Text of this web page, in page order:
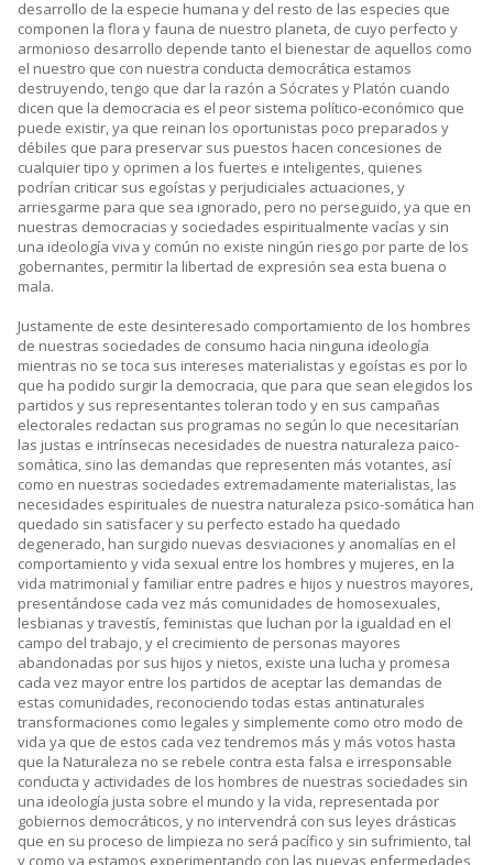
desarrollo de la especie humana y del resto de las especies que
componen la flora y fauna de nuestro planeta, de cuyo perfecto y
armonioso desarrollo depende tanto el bienestar de aquellos como
el nuestro que con nuestra conducta democrática estamos
destruyendo, tengo que dar la razón a Sócrates y Platón cuando
dicen que la democracia es el peor sistema político-económico que
puede existir, ya que reinan los oportunistas poco preparados y
débiles que para preservar sus puestos hacen concesiones de
cualquier tipo y oprimen a los fuertes e inteligentes, quienes
podrían criticar sus egoístas y perjudiciales actuaciones, y
arriesgarme para que sea ignorado, pero no perseguido, ya que en
nuestras democracias y sociedades espiritualmente vacías y sin
una ideología viva y común no existe ningún riesgo por parte de los
gobernantes, permitir la libertad de expresión sea esta buena o
mala.
Justamente de este desinteresado comportamiento de los hombres
de nuestras sociedades de consumo hacia ninguna ideología
mientras no se toca sus intereses materialistas y egoístas es por lo
que ha podido surgir la democracia, que para que sean elegidos los
partidos y sus representantes toleran todo y en sus campañas
electorales redactan sus programas no según lo que necesitarían
las justas e intrínsecas necesidades de nuestra naturaleza paico-
somática, sino las demandas que representen más votantes, así
como en nuestras sociedades extremadamente materialistas, las
necesidades espirituales de nuestra naturaleza psico-somática han
quedado sin satisfacer y su perfecto estado ha quedado
degenerado, han surgido nuevas desviaciones y anomalías en el
comportamiento y vida sexual entre los hombres y mujeres, en la
vida matrimonial y familiar entre padres e hijos y nuestros mayores,
presentándose cada vez más comunidades de homosexuales,
lesbianas y travestís, feministas que luchan por la igualdad en el
campo del trabajo, y el crecimiento de personas mayores
abandonadas por sus hijos y nietos, existe una lucha y promesa
cada vez mayor entre los partidos de aceptar las demandas de
estas comunidades, reconociendo todas estas antinaturales
transformaciones como legales y simplemente como otro modo de
vida ya que de estos cada vez tendremos más y más votos hasta
que la Naturaleza no se rebele contra esta falsa e irresponsable
conducta y actividades de los hombres de nuestras sociedades sin
una ideología justa sobre el mundo y la vida, representada por
gobiernos democráticos, y no intervendrá con sus leyes drásticas
que en su proceso de limpieza no será pacífico y sin sufrimiento, tal
y como ya estamos experimentando con las nuevas enfermedades